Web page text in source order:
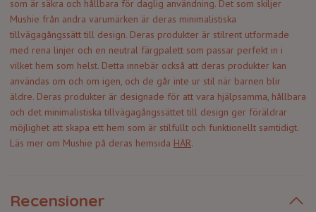
som är säkra och hållbara för daglig användning. Det som skiljer
Mushie från andra varumärken är deras minimalistiska
tillvägagångssätt till design. Deras produkter är stilrent utformade
med rena linjer och en neutral färgpalett som passar perfekt in i
vilket hem som helst. Detta innebär också att deras produkter kan
användas om och om igen, och de går inte ur stil när barnen blir
äldre. Deras produkter är designade för att vara hjälpsamma, hållbara
och det minimalistiska tillvägagångssättet till design ger föräldrar
möjlighet att skapa ett hem som är stilfullt och funktionellt samtidigt.
Läs mer om Mushie på deras hemsida HÄR.
Recensioner